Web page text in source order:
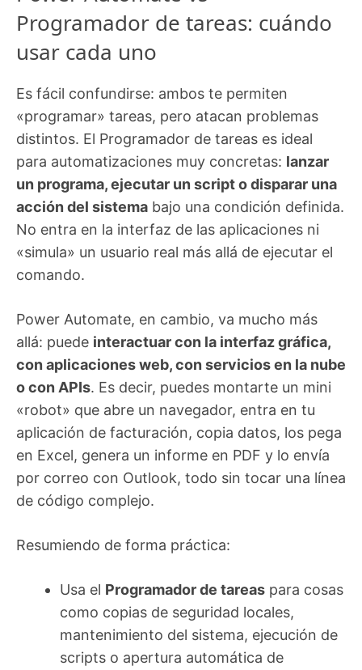
Programador de tareas: cuándo
usar cada uno
Es fácil confundirse: ambos te permiten
«programar» tareas, pero atacan problemas
distintos. El Programador de tareas es ideal
para automatizaciones muy concretas: lanzar
un programa, ejecutar un script o disparar una
acción del sistema bajo una condición definida.
No entra en la interfaz de las aplicaciones ni
«simula» un usuario real más allá de ejecutar el
comando.
Power Automate, en cambio, va mucho más
allá: puede interactuar con la interfaz gráfica,
con aplicaciones web, con servicios en la nube
o con APIs. Es decir, puedes montarte un mini
«robot» que abre un navegador, entra en tu
aplicación de facturación, copia datos, los pega
en Excel, genera un informe en PDF y lo envía
por correo con Outlook, todo sin tocar una línea
de código complejo.
Resumiendo de forma práctica:
Usa el Programador de tareas para cosas
como copias de seguridad locales,
mantenimiento del sistema, ejecución de
scripts o apertura automática de